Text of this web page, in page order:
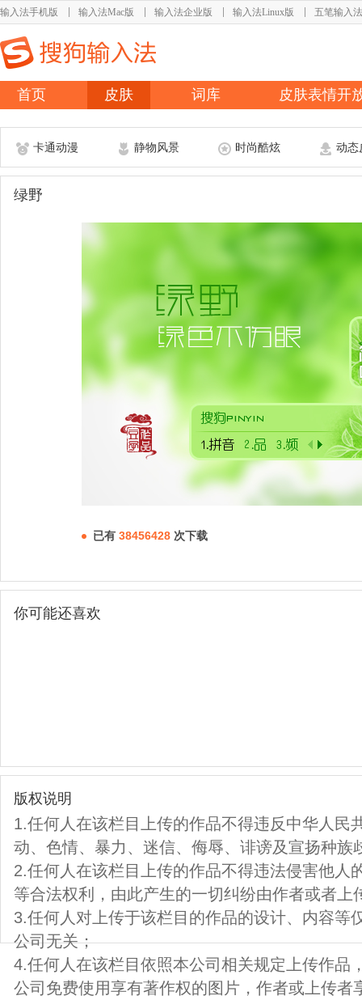
输入法手机版 输入法Mac版 输入法企业版 输入法Linux版 五笔输入法
首页 皮肤 词库 皮肤表情开
卡通动漫 静物风景 时尚酷炫 动态
绿野
已有 38456428 次下载
你可能还喜欢
版权说明
1.任何人在该栏目上传的作品不得违反中华人民
动、色情、暴力、迷信、侮辱、诽谤及宣扬种族
2.任何人在该栏目上传的作品不得违法侵害他人
等合法权利，由此产生的一切纠纷由作者或者上
3.任何人对上传于该栏目的作品的设计、内容等
公司无关；
4.任何人在该栏目依照本公司相关规定上传作品
公司免费使用享有著作权的图片，作者或上传者